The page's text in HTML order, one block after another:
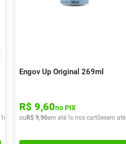
1x de R$ 13,90
Engov Up Original 269ml
R$ 9,60no PIX
ou R$ 9,90em até 1x nos cartõesem até